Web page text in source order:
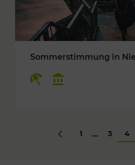
Sommerstimmung in
Zurück
1 ... 3 4